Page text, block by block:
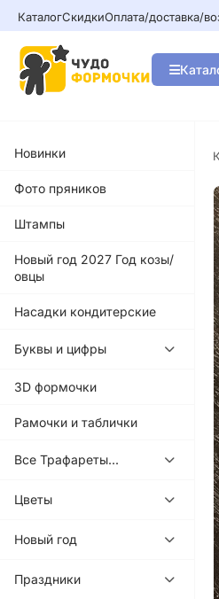
КаталогСкидкиОплата/доставка/
Новинки
Фото пряников
Штампы
Новый год 2027 Год козы/
овцы
Насадки кондитерские
Буквы и цифры
3D формочки
Рамочки и таблички
Все Трафареты...
Цветы
Новый год
Праздники